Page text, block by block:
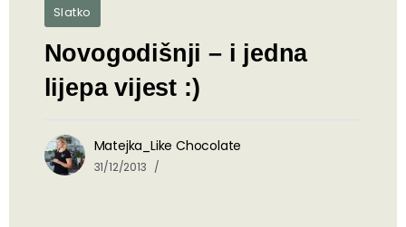
Slatko
Novogodišnji – i jedna
lijepa vijest :)
Matejka_Like Chocolate
31/12/2013